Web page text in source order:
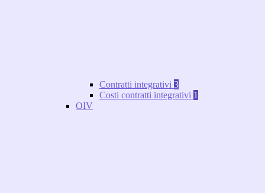
Contratti integrativi 3
Costi contratti integrativi 1
OIV